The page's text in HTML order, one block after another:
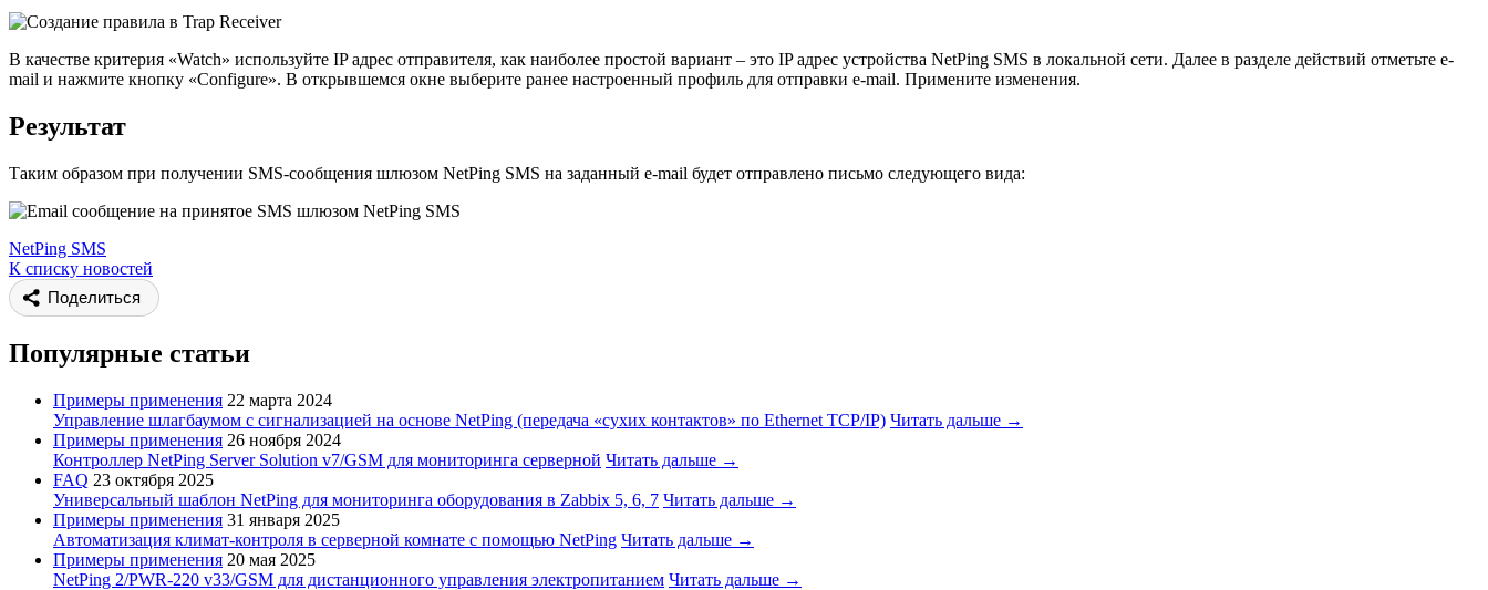
В качестве критерия «Watch» используйте IP адрес отправителя, как наиболее простой вариант – это IP адрес устройства NetPing SMS в локальной сети. Далее в разделе действий отметьте e-
mail и нажмите кнопку «Configure». В открывшемся окне выберите ранее настроенный профиль для отправки e-mail. Примените изменения.
Результат
Таким образом при получении SMS-сообщения шлюзом NetPing SMS на заданный e-mail будет отправлено письмо следующего вида:
NetPing SMS
К списку новостей
Поделиться
Популярные статьи
Примеры применения 22 марта 2024
Управление шлагбаумом с сигнализацией на основе NetPing (передача «сухих контактов» по Ethernet TCP/IP) Читать дальше →
Примеры применения 26 ноября 2024
Контроллер NetPing Server Solution v7/GSM для мониторинга серверной Читать дальше →
FAQ 23 октября 2025
Универсальный шаблон NetPing для мониторинга оборудования в Zabbix 5, 6, 7 Читать дальше →
Примеры применения 31 января 2025
Автоматизация климат-контроля в серверной комнате с помощью NetPing Читать дальше →
Примеры применения 20 мая 2025
NetPing 2/PWR-220 v33/GSM для дистанционного управления электропитанием Читать дальше →